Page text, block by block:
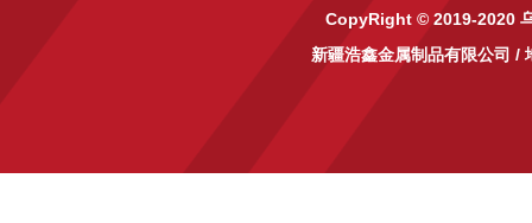
CopyRight © 2019-2020
新疆浩鑫金属制品有限公司 /